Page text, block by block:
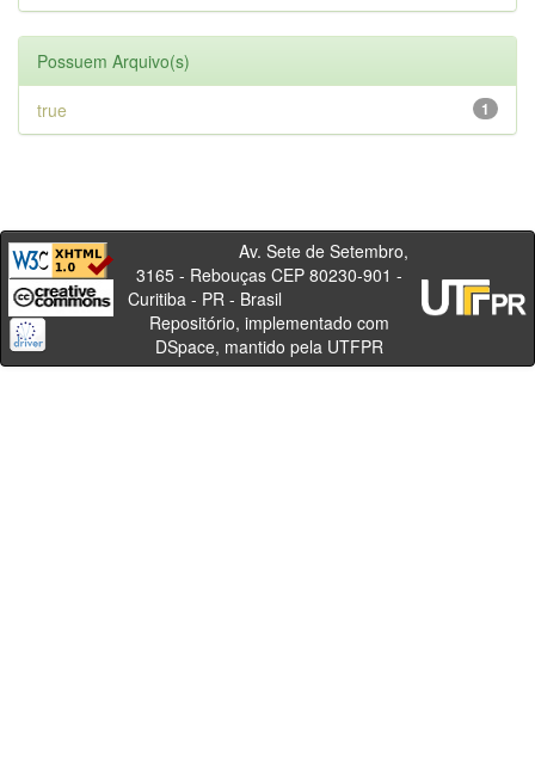
Possuem Arquivo(s)
1
true
Av. Sete de Setembro,
3165 - Rebouças CEP 80230-901 -
Curitiba - PR - Brasil
Repositório, implementado com
DSpace, mantido pela UTFPR